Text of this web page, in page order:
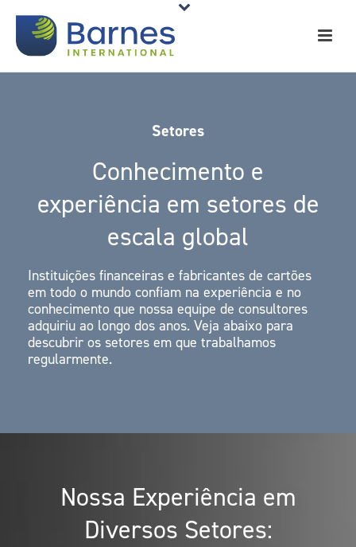
Setores
Conhecimento e
experiência em setores de
escala global
Instituições financeiras e fabricantes de cartões
em todo o mundo confiam na experiência e no
conhecimento que nossa equipe de consultores
adquiriu ao longo dos anos. Veja abaixo para
descubrir os setores em que trabalhamos
regularmente.
Nossa Experiência em
Diversos Setores: